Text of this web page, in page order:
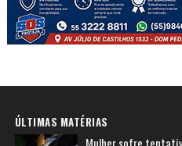
ÚLTIMAS MATÉRIAS